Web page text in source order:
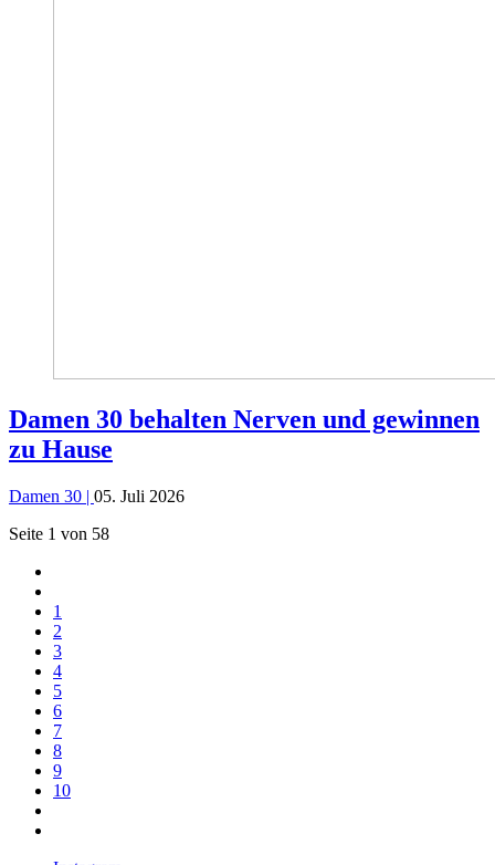
Damen 30 behalten Nerven und gewinnen
zu Hause
Damen 30 | 05. Juli 2026
Seite 1 von 58
1
2
3
4
5
6
7
8
9
10